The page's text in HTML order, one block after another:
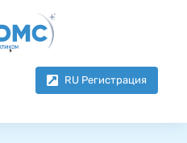
RU Регистрация